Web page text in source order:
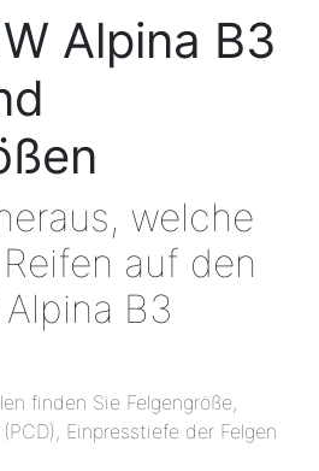
Alpina B3
welche
auf den
B3
finden Sie Felgengröße,
Einpresstiefe der Felgen